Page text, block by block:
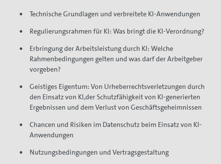
Technische Grundlagen und verbreitete KI-Anwendungen
Regulierungsrahmen für KI: Was bringt die KI-Verordnung?
Erbringung der Arbeitsleistung durch KI: Welche
Rahmenbedingungen gelten und was darf der Arbeitgeber
vorgeben?
Geistiges Eigentum: Von Urheberrechtsverletzungen durch
den Einsatz von KI,der Schutzfähigkeit von KI-generierten
Ergebnissen und dem Verlust von Geschäftsgeheimnissen
Chancen und Risiken im Datenschutz beim Einsatz von KI-
Anwendungen
Nutzungsbedingungen und Vertragsgestaltung